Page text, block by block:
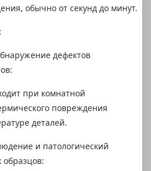
обычно от секунд до минут.
дефектов
при комнатной
повреждения
деталей.
и патологический